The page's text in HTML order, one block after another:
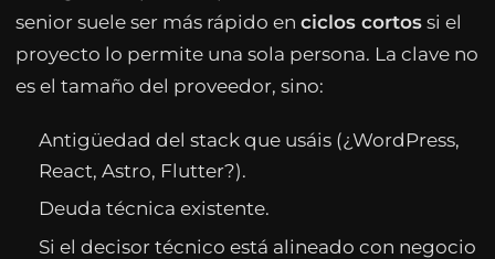
senior suele ser más rápido en ciclos cortossi el
proyecto lo permite una sola persona. La clave no
es el tamaño del proveedor, sino:
Antigüedad del stack que usáis (¿WordPress,
React, Astro, Flutter?).
Deuda técnica existente.
Si el decisor técnico está alineado con negocio